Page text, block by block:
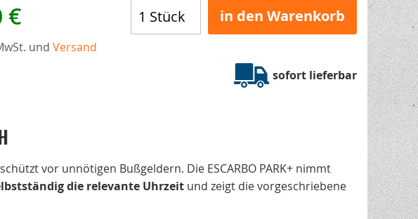
€
und Versand
in den Warenkorb
sofort lieferbar
schützt vor unnötigen Bußgeldern. Die ESCARBO PARK+ nimmt
die relevante Uhrzeit und zeigt die vorgeschriebene